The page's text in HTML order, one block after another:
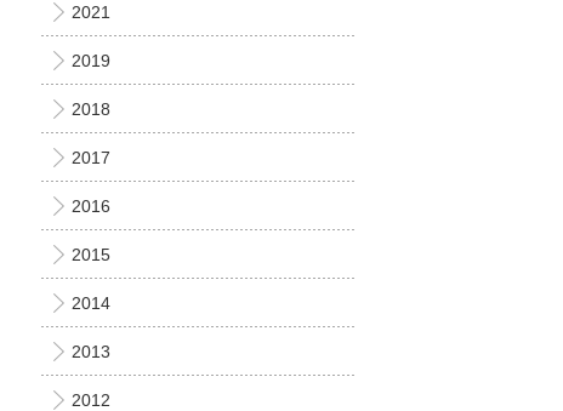
2021
2019
2018
2017
2016
2015
2014
2013
2012